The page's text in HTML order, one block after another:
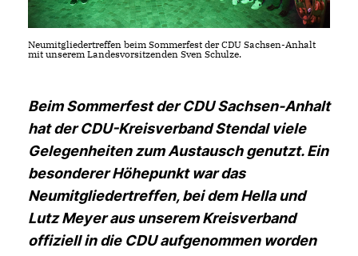
Neumitgliedertreffen beim Sommerfest der CDU Sachsen-Anhalt
mit unserem Landesvorsitzenden Sven Schulze.
Beim Sommerfest der CDU Sachsen-Anhalt
hat der CDU-Kreisverband Stendal viele
Gelegenheiten zum Austausch genutzt. Ein
besonderer Höhepunkt war das
Neumitgliedertreffen, bei dem Hella und
Lutz Meyer aus unserem Kreisverband
offiziell in die CDU aufgenommen worden